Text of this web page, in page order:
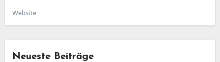
Website
Neueste Beiträge